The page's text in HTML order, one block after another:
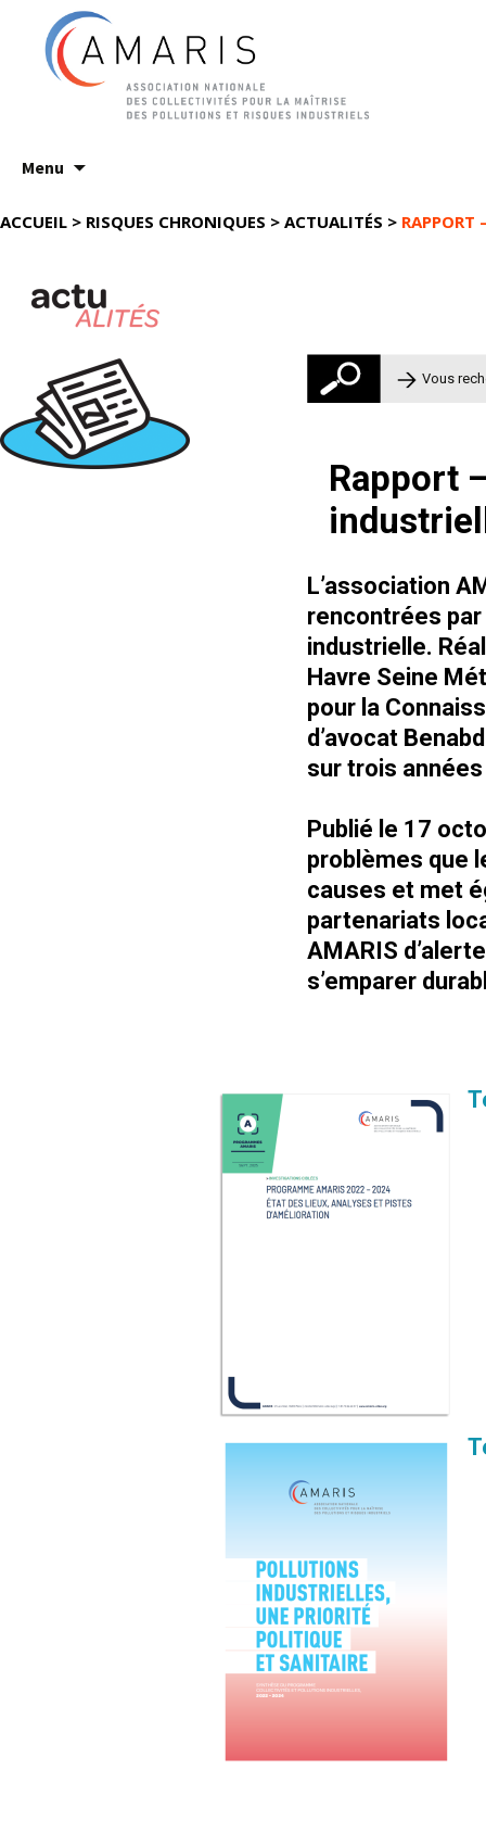
Menu
au
ACCUEIL > RISQUES CHRONIQUES > ACTUALITÉS > RAPPORT
Rechercher
Rapport
L’association
rencontrées
industrielle.
Havre Seine
pour la
d’avocat
sur trois
Publié le 17
problèmes que
causes et met
partenariats
AMARIS
s’emparer